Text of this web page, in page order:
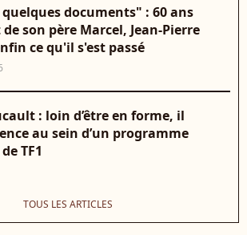
documents" : 60 ans
son père Marcel, Jean-Pierre
ce qu'il s'est passé
: loin d’être en forme, il
au sein d’un programme
TF1
TOUS LES ARTICLES